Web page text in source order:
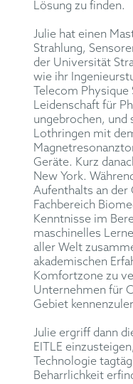
Lösung zu finden.
Julie hat einen
Strahlung,
der Universität
wie ihr
Telecom
Leidenschaft für
ungebrochen,
Lothringen mit
Geräte. Kurz
New York.
Aufenthalts an
Fachbereich
Kenntnisse im
maschinelles
aller Welt
akademischen
Komfortzone zu
Unternehmen für
Gebiet
Julie ergriff dann
EITLE
Technologie
Beharrlichkeit